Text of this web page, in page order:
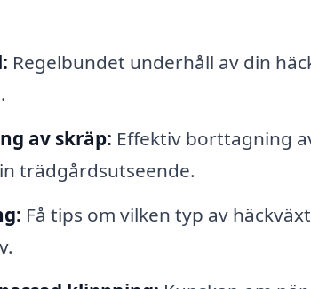
Regelbundet underhåll av din
av skräp: Effektiv borttagning
trädgårdsutseende.
Få tips om vilken typ av